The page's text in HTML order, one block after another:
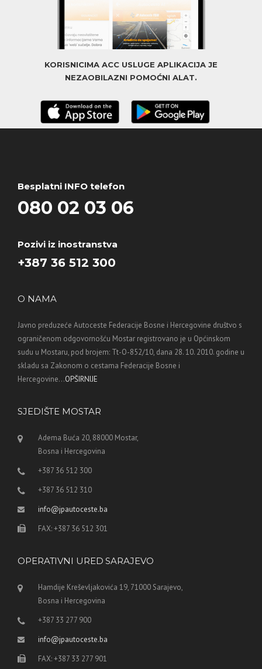
KORISNICIMA ACC USLUGE APLIKACIJA JE
NEZAOBILAZNI POMOĆNI ALAT.
Besplatni INFO telefon
080 02 03 06
Pozivi iz inostranstva
+387 36 512 300
O NAMA
Javno preduzeće Autoceste Federacije Bosne i Hercegovine društvo s
ograničenom odgovornošću Mostar registrovano je u Općinskom
sudu u Mostaru, pod brojem: Tt-O-852/10, dana 28. 10. 2010. godine u
skladu sa Zakonom o cestama Federacije Bosne i
Hercegovine...OPŠIRNIJE
SJEDIŠTE MOSTAR
Adema Buća 20, 88000 Mostar,
Bosna i Hercegovina
+387 36 512 300
+387 36 512 310
info@jpautoceste.ba
FAX: +387 36 512 301
OPERATIVNI URED SARAJEVO
Hamdije Kreševljakovića 19, 71000 Sarajevo,
Bosna i Hercegovina
+387 33 277 900
info@jpautoceste.ba
FAX: +387 33 277 901